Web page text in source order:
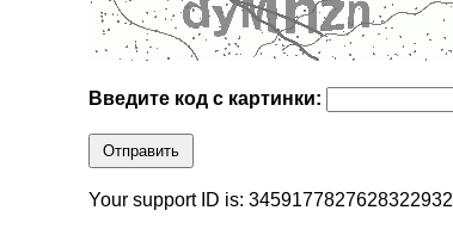
Введите код с картинки:
Отправить
Your support ID is: 3459177827628322932